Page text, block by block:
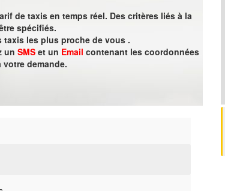
de taxis en temps réel. Des critères liés à la
spécifiés.
taxis les plus proche de vous .
un SMS et un Email contenant les coordonnées
demande.